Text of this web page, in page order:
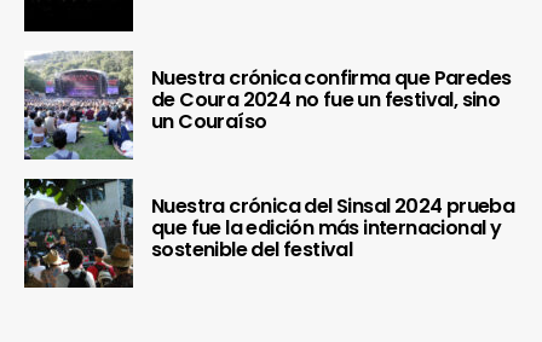
Nuestra crónica confirma que Paredes
de Coura 2024 no fue un festival, sino
un Couraíso
Nuestra crónica del Sinsal 2024 prueba
que fue la edición más internacional y
sostenible del festival